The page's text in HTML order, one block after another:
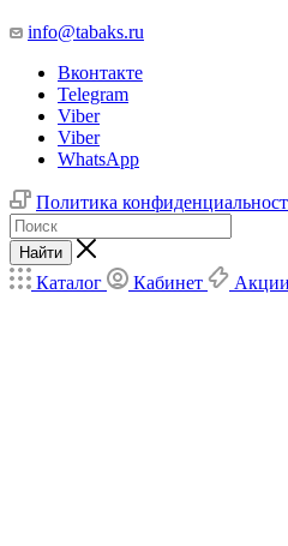
info@tabaks.ru
Вконтакте
Telegram
Viber
Viber
WhatsApp
Политика
Найти
Каталог Кабинет Акции